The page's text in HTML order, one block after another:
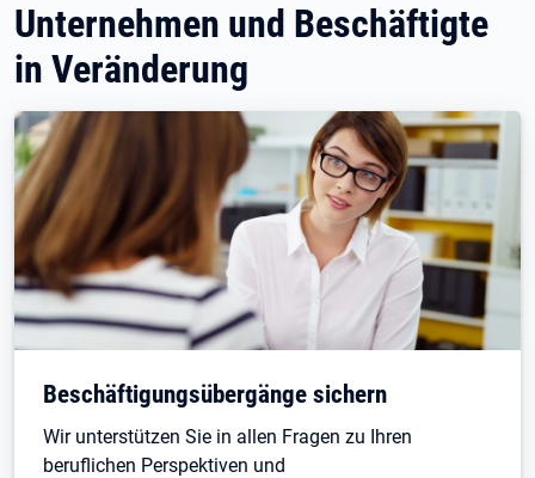
Unternehmen und Beschäftigte
in Veränderung
Beschäftigungsübergänge sichern
Wir unterstützen Sie in allen Fragen zu Ihren
beruflichen Perspektiven und